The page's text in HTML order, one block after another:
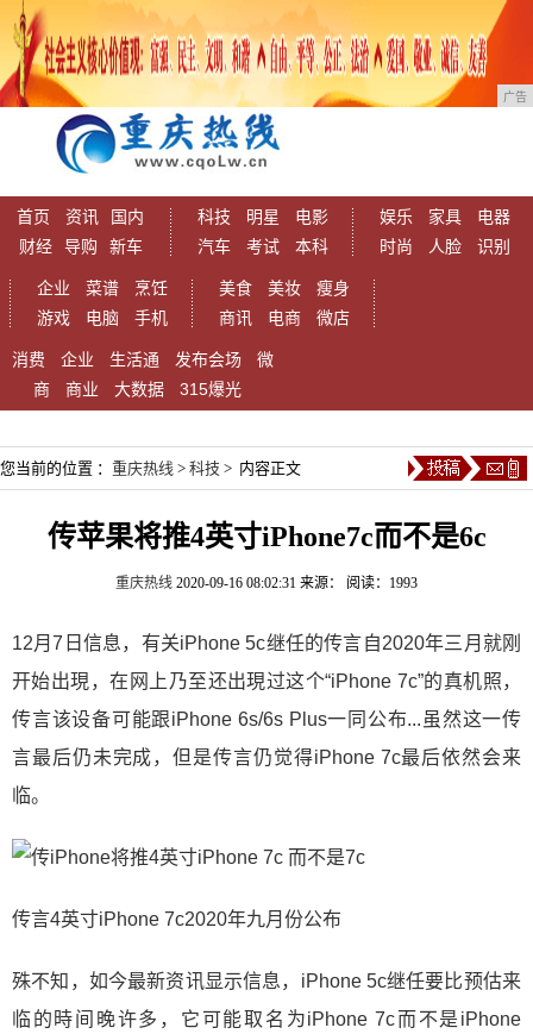
广告
首页 资讯
国内
财经
导购 新车
科技 明星
电影
汽车
考试 本科
娱乐 家具
电器
时尚
人脸 识别
企业 菜谱
烹饪
游戏
电脑 手机
美食 美妆
瘦身
商讯
电商 微店
消费 企业 生活通 发布会场
微
商
商业 大数据 315爆光
您当前的位置 ： 重庆热线 > 科技 > 内容正文
传苹果将推4英寸iPhone7c而不是6c
重庆热线 2020-09-16 08:02:31 来源： 阅读：1993
12月7日信息，有关iPhone 5c继任的传言自2020年三月就刚
开始出現，在网上乃至还出現过这个“iPhone 7c”的真机照，
传言该设备可能跟iPhone 6s/6s Plus一同公布...虽然这一传
言最后仍未完成，但是传言仍觉得iPhone 7c最后依然会来
临。
传言4英寸iPhone 7c2020年九月份公布
殊不知，如今最新资讯显示信息，iPhone 5c继任要比预估来
临的時间晚许多，它可能取名为iPhone 7c而不是iPhone